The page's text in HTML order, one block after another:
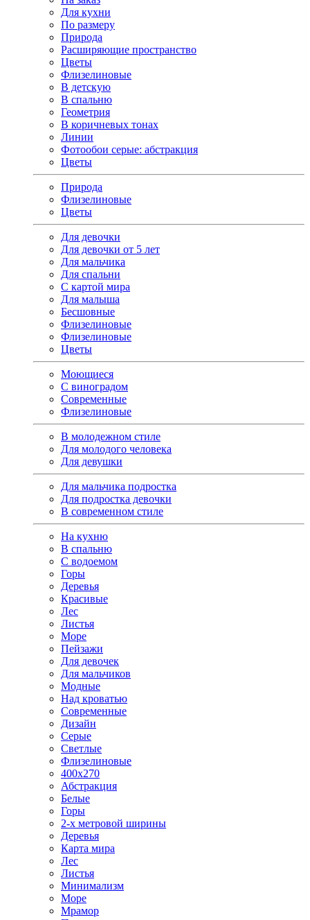
Для кухни
По размеру
Природа
Расширяющие пространство
Цветы
Флизелиновые
В детскую
В спальню
Геометрия
В коричневых тонах
Линии
Фотообои серые: абстракция
Цветы
Природа
Флизелиновые
Цветы
Для девочки
Для девочки от 5 лет
Для мальчика
Для спальни
С картой мира
Для малыша
Бесшовные
Флизелиновые
Флизелиновые
Цветы
Моющиеся
С виноградом
Современные
Флизелиновые
В молодежном стиле
Для молодого человека
Для девушки
Для мальчика подростка
Для подростка девочки
В современном стиле
На кухню
В спальню
С водоемом
Горы
Деревья
Красивые
Лес
Листья
Море
Пейзажи
Для девочек
Для мальчиков
Модные
Над кроватью
Современные
Дизайн
Серые
Светлые
Флизелиновые
400х270
Абстракция
Белые
Горы
2-х метровой ширины
Деревья
Карта мира
Лес
Листья
Минимализм
Море
Мрамор